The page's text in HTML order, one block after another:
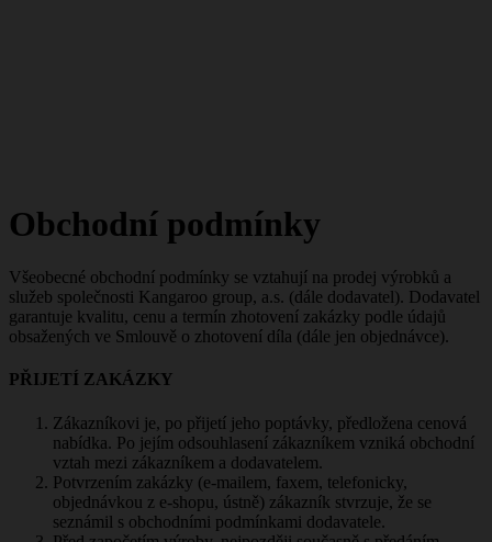
Obchodní podmínky
Všeobecné obchodní podmínky se vztahují na prodej výrobků a
služeb společnosti Kangaroo group, a.s. (dále dodavatel). Dodavatel
garantuje kvalitu, cenu a termín zhotovení zakázky podle údajů
obsažených ve Smlouvě o zhotovení díla (dále jen objednávce).
PŘIJETÍ ZAKÁZKY
Zákazníkovi je, po přijetí jeho poptávky, předložena cenová
nabídka. Po jejím odsouhlasení zákazníkem vzniká obchodní
vztah mezi zákazníkem a dodavatelem.
Potvrzením zakázky (e-mailem, faxem, telefonicky,
objednávkou z e-shopu, ústně) zákazník stvrzuje, že se
seznámil s obchodními podmínkami dodavatele.